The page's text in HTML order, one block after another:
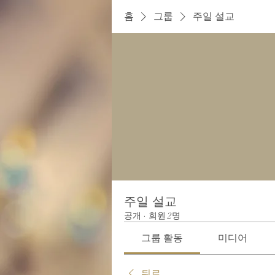
홈 그룹 주일 설교
주일 설교
공개 · 회원 2명
그룹 활동 미디어